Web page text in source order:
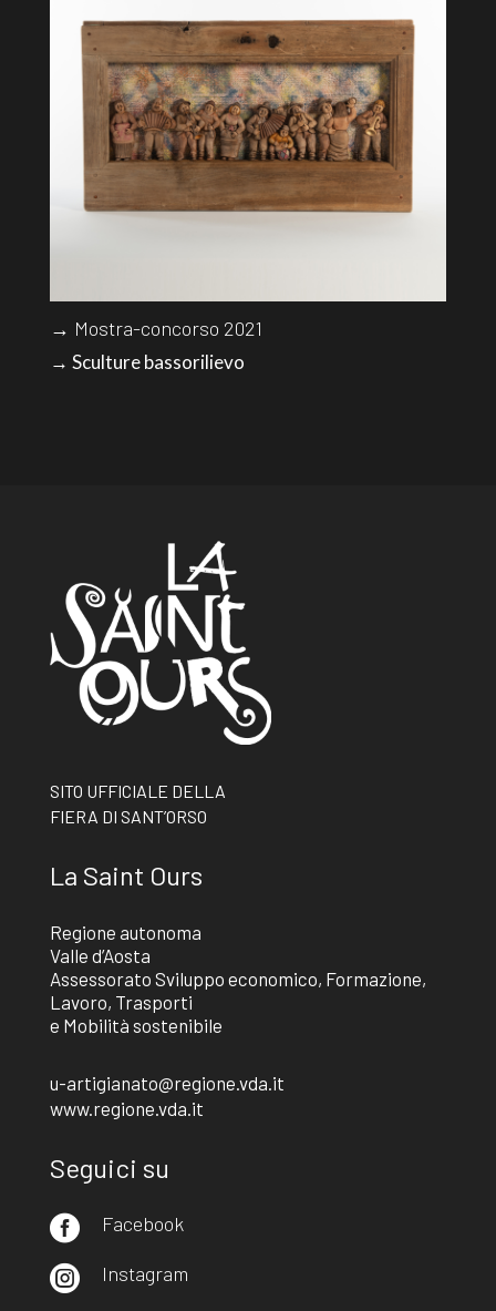
→ Mostra-concorso 2021
→ Sculture bassorilievo
SITO UFFICIALE DELLA
FIERA DI SANT’ORSO
La Saint Ours
Regione autonoma
Valle d’Aosta
Assessorato Sviluppo economico, Formazione,
Lavoro, Trasporti
e Mobilità sostenibile
u-artigianato@regione.vda.it
www.regione.vda.it
Seguici su
 Facebook
 Instagram